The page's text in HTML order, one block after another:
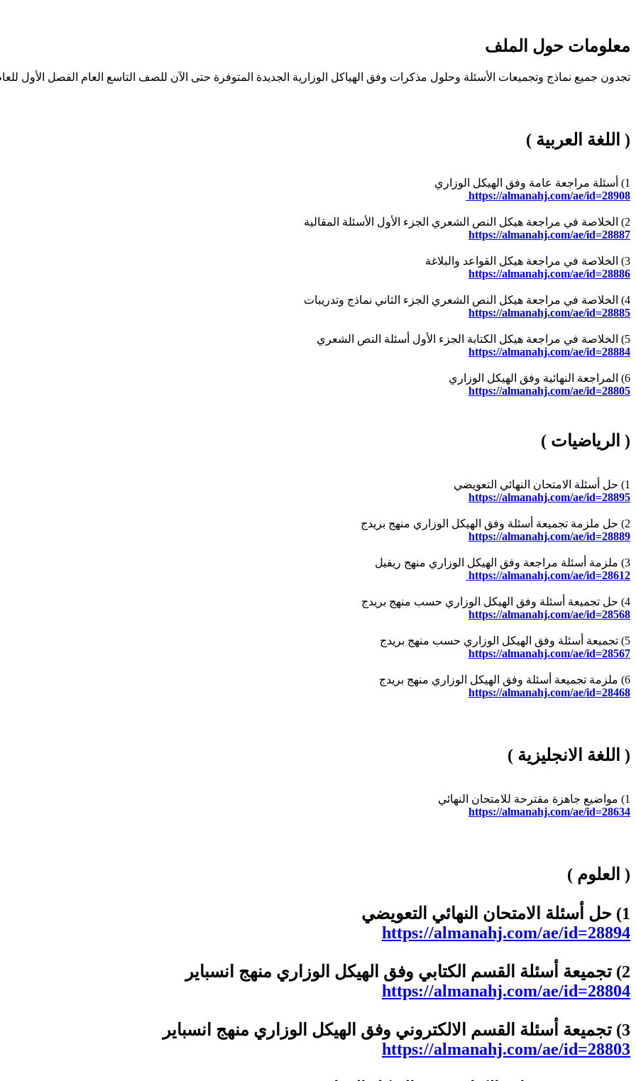
معلومات حول الملف
تجدون جميع نماذج وتجميعات الأسئلة وحلول مذكرات وفق الهياكل الوزارية الجديدة المتوفرة حتى الآن للصف التاسع العام الفصل الأول للعام 2024-
( اللغة العربية )
1) أسئلة مراجعة عامة وفق الهيكل الوزاري
https://almanahj.com/ae/id=28908
2) الخلاصة في مراجعة هيكل النص الشعري الجزء الأول الأسئلة المقالية
https://almanahj.com/ae/id=28887
3) الخلاصة في مراجعة هيكل القواعد والبلاغة
https://almanahj.com/ae/id=28886
4) الخلاصة في مراجعة هيكل النص الشعري الجزء الثاني نماذج وتدريبات
https://almanahj.com/ae/id=28885
5) الخلاصة في مراجعة هيكل الكتابة الجزء الأول أسئلة النص الشعري
https://almanahj.com/ae/id=28884
6) المراجعة النهائية وفق الهيكل الوزاري
https://almanahj.com/ae/id=28805
( الرياضيات )
1) حل أسئلة الامتحان النهائي التعويضي
https://almanahj.com/ae/id=28895
2) حل ملزمة تجميعة أسئلة وفق الهيكل الوزاري منهج بريدج
https://almanahj.com/ae/id=28889
3) ملزمة أسئلة مراجعة وفق الهيكل الوزاري منهج ريفيل
https://almanahj.com/ae/id=28612
4) حل تجميعة أسئلة وفق الهيكل الوزاري حسب منهج بريدج
https://almanahj.com/ae/id=28568
5) تجميعة أسئلة وفق الهيكل الوزاري حسب منهج بريدج
https://almanahj.com/ae/id=28567
6) ملزمة تجميعة أسئلة وفق الهيكل الوزاري منهج بريدج
https://almanahj.com/ae/id=28468
( اللغة الانجليزية )
1) مواضيع جاهزة مقترحة للامتحان النهائي
https://almanahj.com/ae/id=28634
( العلوم )
1) حل أسئلة الامتحان النهائي التعويضي
https://almanahj.com/ae/id=28894
2) تجميعة أسئلة القسم الكتابي وفق الهيكل الوزاري منهج انسباير
https://almanahj.com/ae/id=28804
3) تجميعة أسئلة القسم الالكتروني وفق الهيكل الوزاري منهج انسباير
https://almanahj.com/ae/id=28803